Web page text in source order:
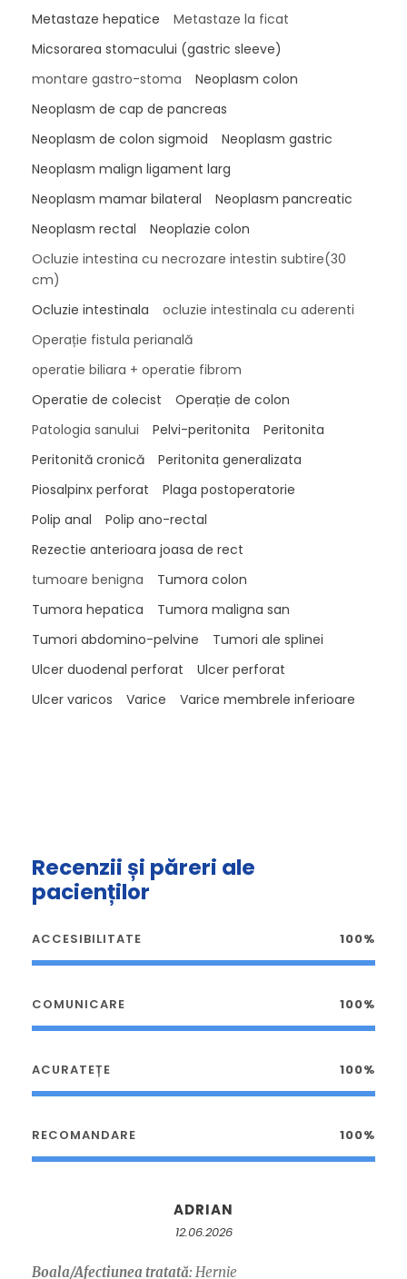
Metastaze hepatice
Metastaze la ficat
Micsorarea stomacului (gastric sleeve)
montare gastro-stoma
Neoplasm colon
Neoplasm de cap de pancreas
Neoplasm de colon sigmoid
Neoplasm gastric
Neoplasm malign ligament larg
Neoplasm mamar bilateral
Neoplasm pancreatic
Neoplasm rectal
Neoplazie colon
Ocluzie intestina cu necrozare intestin subtire(30
cm)
Ocluzie intestinala
ocluzie intestinala cu aderenti
Operație fistula perianală
operatie biliara + operatie fibrom
Operatie de colecist
Operație de colon
Patologia sanului
Pelvi-peritonita
Peritonita
Peritonită cronică
Peritonita generalizata
Piosalpinx perforat
Plaga postoperatorie
Polip anal
Polip ano-rectal
Rezectie anterioara joasa de rect
tumoare benigna
Tumora colon
Tumora hepatica
Tumora maligna san
Tumori abdomino-pelvine
Tumori ale splinei
Ulcer duodenal perforat
Ulcer perforat
Ulcer varicos
Varice Varice membrele inferioare
Recenzii și păreri ale
pacienților
ACCESIBILITATE 100%
COMUNICARE 100%
ACURATEȚE 100%
RECOMANDARE 100%
ADRIAN
12.06.2026
Boala/Afectiunea tratată: Hernie